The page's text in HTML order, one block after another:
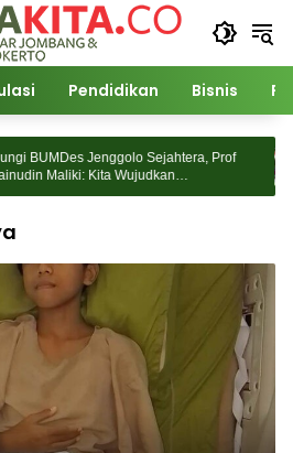
Pendidikan Bisnis
BUMDes Jenggolo Sejahtera, Prof
Maliki: Kita Wujudkan
Ekonomi dengan Potensi Desa